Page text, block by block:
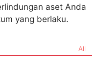
aset Anda
yang berlaku.
All